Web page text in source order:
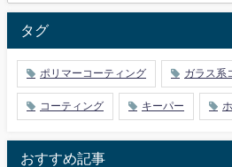
タグ
ポリマーコーティング ガラス系
コーティング キーパー
おすすめ記事